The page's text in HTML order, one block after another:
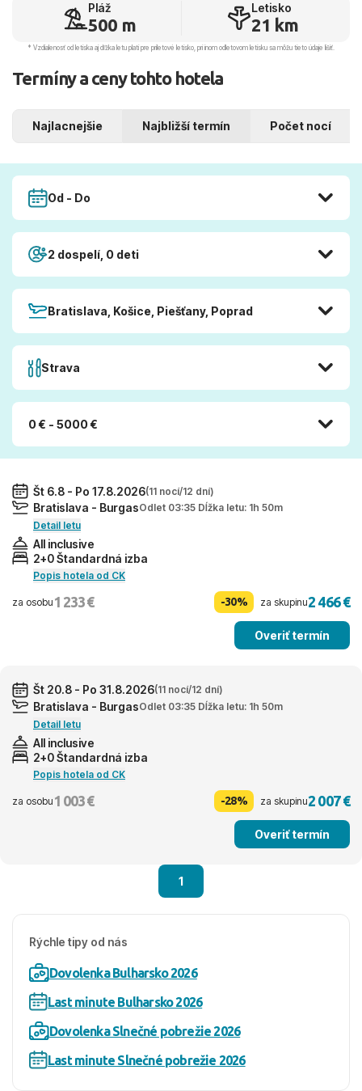
Pláž
500 m
Letisko
21 km
* Vzdialenosť od letiska aj dľžka letu platí pre príletové letisko, pri inom odletovom letisku sa môžu tieto údaje líšiť.
Termíny a ceny tohto hotela
Najlacnejšie Najbližší termín Počet nocí
Od - Do
2 dospelí, 0 deti
Bratislava, Košice, Piešťany, Poprad
Strava
0 € - 5000 €
Št 6.8 - Po 17.8.2026(11 nocí/12 dní)
Bratislava - BurgasOdlet 03:35 Dĺžka letu: 1h 50m
Detail letu
All inclusive
2+0 Štandardná izba
Popis hotela od CK
za osobu 1 233 € -30% za skupinu2 466 €
Overiť termín
Št 20.8 - Po 31.8.2026(11 nocí/12 dní)
Bratislava - BurgasOdlet 03:35 Dĺžka letu: 1h 50m
Detail letu
All inclusive
2+0 Štandardná izba
Popis hotela od CK
za osobu 1 003 € -28% za skupinu2 007 €
Overiť termín
1
Rýchle tipy od nás
Dovolenka Bulharsko 2026
Last minute Bulharsko 2026
Dovolenka Slnečné pobrežie 2026
Last minute Slnečné pobrežie 2026